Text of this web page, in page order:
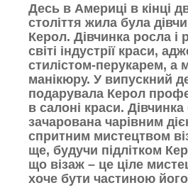
Десь в Америці в кінці
століття жила була
Керол. Дівчинка росла і
світі індустрії краси,
стилістом-перукарем, а
манікюру. У випускний
подарувала Керол
в салоні краси.
зачарована чарівним
спритним мистецтвом
ще, будучи підлітком
що візаж – це ціле
хоче бути частиною